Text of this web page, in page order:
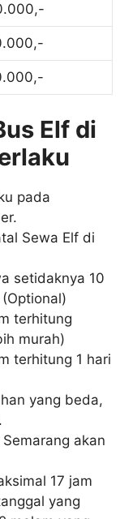
Elf di
pada
Sewa Elf di
setidaknya 10
terhitung
murah)
terhitung 1 hari
yang beda,
akan
17 jam
yang